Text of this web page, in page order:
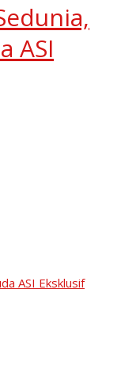
ASI
ASI Eksklusif